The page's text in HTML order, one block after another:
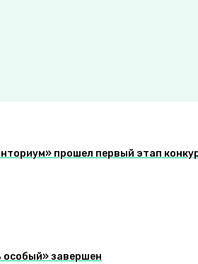
прошел первый этап
особый» завершен